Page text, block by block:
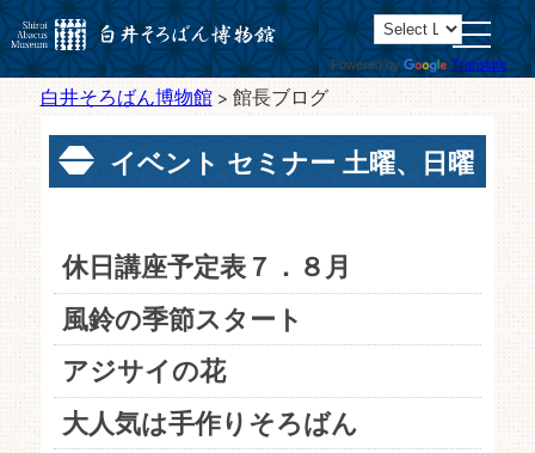
Powered by Translate
toggle
白井そろばん博物館> 館長ブログ
イベント セミナー 土曜、日曜
休日講座予定表７．８月
風鈴の季節スタート
アジサイの花
大人気は手作りそろばん